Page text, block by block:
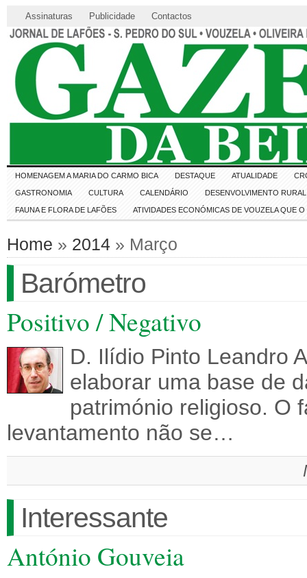
Assinaturas Publicidade Contactos
HOMENAGEM A MARIA DO CARMO BICA DESTAQUE ATUALIDADE
GASTRONOMIA CULTURA CALENDÁRIO DESENVOLVIMENTO RURAL
FAUNA E FLORA DE LAFÕES ATIVIDADES ECONÓMICAS DE VOUZELA QUE
Home » 2014 » Março
Barómetro
Positivo / Negativo
D. Ilídio Pinto Leandro
elaborar uma base de
património religioso. O
levantamento não se…
Interessante
António Gouveia